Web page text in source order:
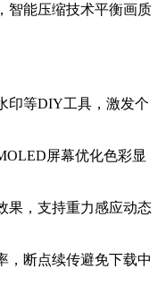
智能压缩技术平衡画质
印等DIY工具，激发个
屏幕优化色彩显
果，支持重力感应动态
，断点续传避免下载中